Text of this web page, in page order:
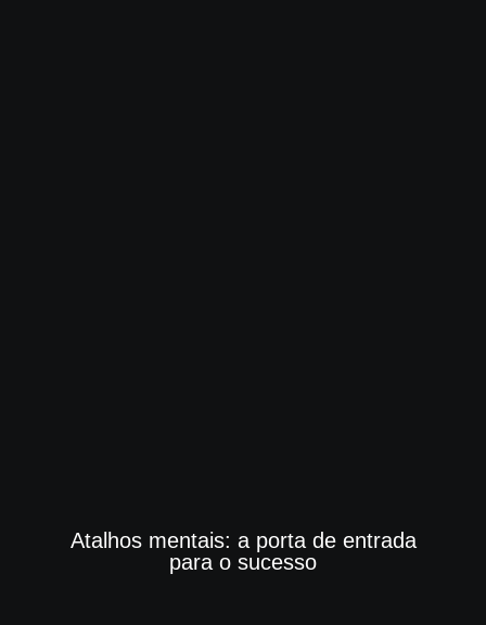
Atalhos mentais: a porta de entrada
para o sucesso